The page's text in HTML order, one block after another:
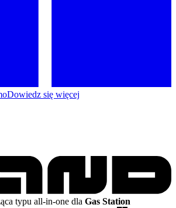
Dowiedz się więcej
typu all-in-one dla Gas Station